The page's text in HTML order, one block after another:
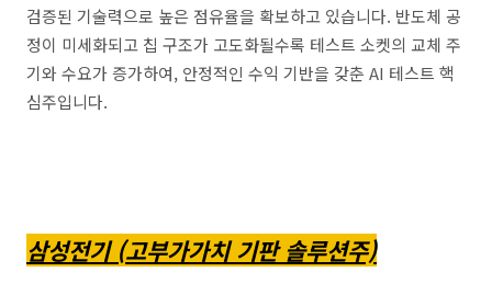
검증된 기술력으로 높은 점유율을 확보하고 있습니다. 반도체 공
정이 미세화되고 칩 구조가 고도화될수록 테스트 소켓의 교체 주
기와 수요가 증가하여, 안정적인 수익 기반을 갖춘 AI 테스트 핵
심주입니다.
삼성전기 (고부가가치 기판 솔루션주)